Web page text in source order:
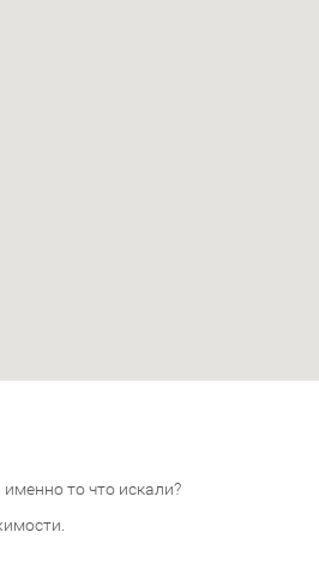
то что искали?